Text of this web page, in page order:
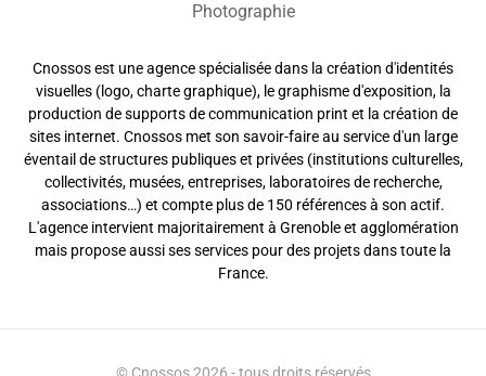
Photographie
Cnossos est une agence spécialisée dans la création d'identités
visuelles (logo, charte graphique), le graphisme d'exposition, la
production de supports de communication print et la création de
sites internet. Cnossos met son savoir-faire au service d'un large
éventail de structures publiques et privées (institutions culturelles,
collectivités, musées, entreprises, laboratoires de recherche,
associations…) et compte plus de 150 références à son actif.
L'agence intervient majoritairement à Grenoble et agglomération
mais propose aussi ses services pour des projets dans toute la
France.